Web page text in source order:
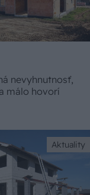
nevyhnutnosť,
málo hovorí
Aktuality